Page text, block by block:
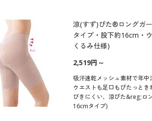
涼(すず)ぴた®ロングガ
タイプ・股下約16cm・
くるみ仕様)
2,519円～
吸汗速乾メッシュ素材で年中
ウエストも足口もぴたっと
びきにくい、涼ぴた&reg;ロ
16cmタイプ)